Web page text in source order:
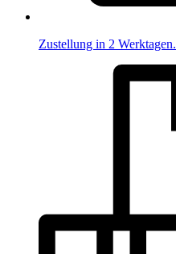
Zustellung in 2 Werktagen.